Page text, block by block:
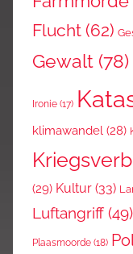
Flucht (62)
Gewalt (78)
Ironie (17)
klimawandel (28)
(29) Kultur (33)
Luftangriff (49)
Plaasmoorde (18)